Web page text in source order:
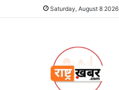
Saturday, August 8 2026